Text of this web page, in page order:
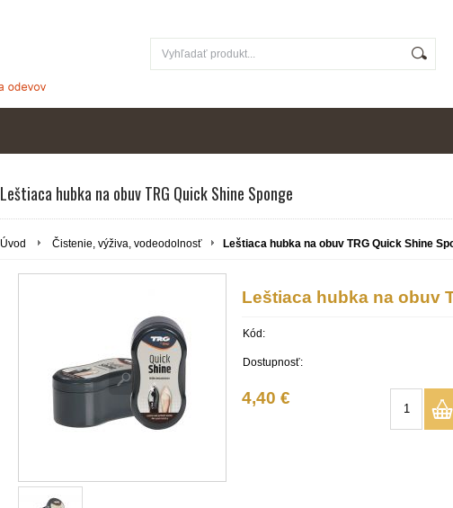
Leštiaca hubka na obuv TRG Quick Shine Sponge
Úvod Čistenie, výživa, vodeodolnosť Leštiaca hubka na obuv TRG Quick Shine
Leštiaca hubka na obuv
Kód:
Dostupnosť:
4,40 €